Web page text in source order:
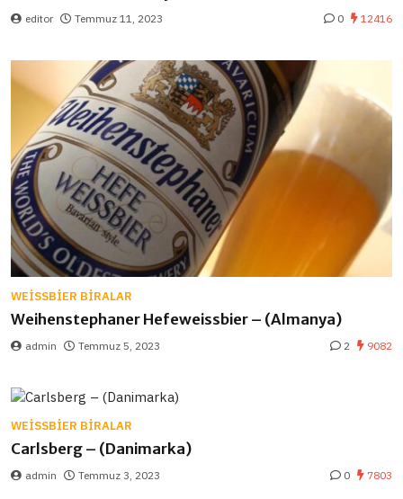
editor Temmuz 11, 2023 0 12416
WEISSBIER BIRALAR
Weihenstephaner Hefeweissbier – (Almanya)
admin Temmuz 5, 2023 2 9082
WEISSBIER BIRALAR
Carlsberg – (Danimarka)
admin Temmuz 3, 2023 0 7803